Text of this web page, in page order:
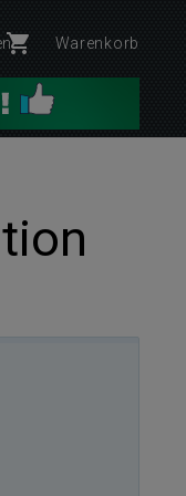
Warenkorb